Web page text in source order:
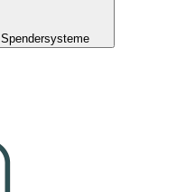
Spendersysteme